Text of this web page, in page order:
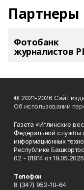
Партнеры
Фотобанк
журналистов
© 2021-2026 Сайт
Об использовании
Газета «Иглинские
Федеральной службы
информационных
Республике
02 - 01814 от 19.05.2025
Телефон
8 (347) 952-10-64